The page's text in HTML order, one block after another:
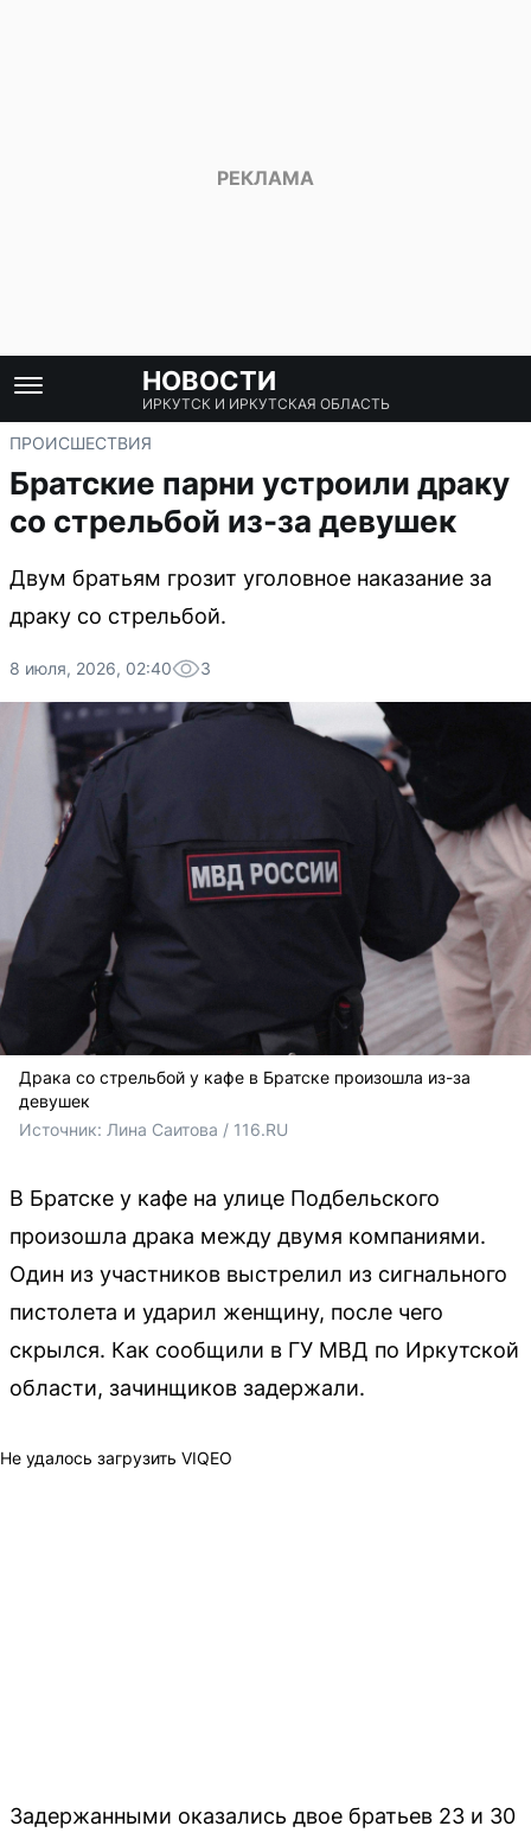
НОВОСТИ
ИРКУТСК И ИРКУТСКАЯ ОБЛАСТЬ
ПРОИСШЕСТВИЯ
Братские парни устроили драку
со стрельбой из-за девушек
Двум братьям грозит уголовное наказание за
драку со стрельбой.
8 июля, 2026, 02:40 3
Драка со стрельбой у кафе в Братске произошла из-за
девушек
Источник: Лина Саитова / 116.RU
В Братске у кафе на улице Подбельского
произошла драка между двумя компаниями.
Один из участников выстрелил из сигнального
пистолета и ударил женщину, после чего
скрылся. Как сообщили в ГУ МВД по Иркутской
области, зачинщиков задержали.
Не удалось загрузить VIQEO
Задержанными оказались двое братьев 23 и 30